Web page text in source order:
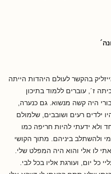
בהקשר לעולם היהדות הייתה
לכיתה ז´, עוברים ללמוד בתיכון
היה קשה מנשוא. גם כנערה,
ילדים רעים ושובבים, שלמולם
ולא ידעתי להיות חריפה כמו
ולהשתלב ביניהם. מתוך הקושי
לו אלי והוא היה המפלט שלי.
כל יום, ועורגת אליו בכל לבי.